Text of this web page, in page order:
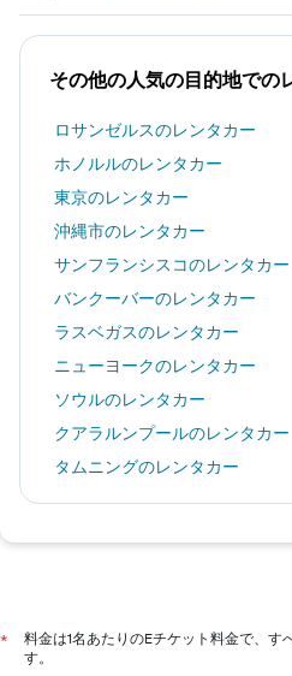
その他の人気の目的地での
ロサンゼルスのレンタカー
ホノルルのレンタカー
東京のレンタカー
沖縄市のレンタカー
サンフランシスコのレンタカー
バンクーバーのレンタカー
ラスベガスのレンタカー
ニューヨークのレンタカー
ソウルのレンタカー
クアラルンプールのレンタカー
タムニングのレンタカー
カイルア・コナのレンタカー
大阪市のレンタカー
*
料金は1名あたりのEチケット料金で、す
す。